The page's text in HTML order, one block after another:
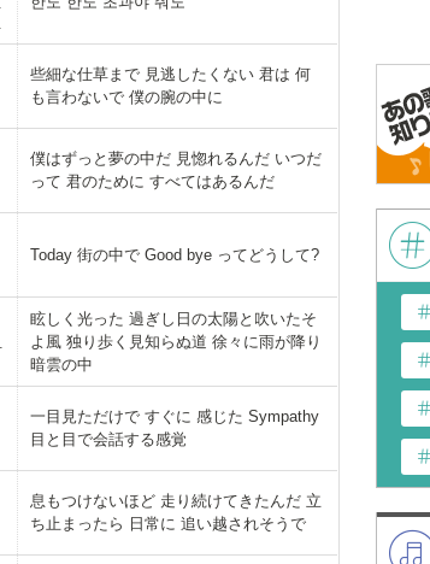
,
些細な仕草まで 見逃したくない 君は 何
も言わないで 僕の腕の中に
僕はずっと夢の中だ 見惚れるんだ いつだ
って 君のために すべてはあるんだ
Today 街の中で Good bye ってどうして?
,A13R
, LUKE(MonoTree)
眩しく光った 過ぎし日の太陽と吹いたそ
よ風 独り歩く見知らぬ道 徐々に雨が降り
暗雲の中
一目見ただけで すぐに 感じた Sympathy
目と目で会話する感覚
息もつけないほど 走り続けてきたんだ 立
ち止まったら 日常に 追い越されそうで